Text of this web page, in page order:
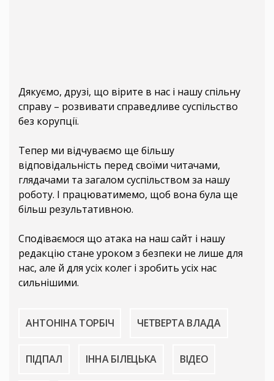
Дякуємо, друзі, що вірите в нас і нашу спільну
справу – розвивати справедливе суспільство
без корупції.
Тепер ми відчуваємо ще більшу
відповідальність перед своїми читачами,
глядачами та загалом суспільством за нашу
роботу. І працюватимемо, щоб вона була ще
більш результативною.
Сподіваємося що атака на наш сайт і нашу
редакцію стане уроком з безпеки не лише для
нас, але й для усіх колег і зробить усіх нас
сильнішими.
АНТОНІНА ТОРБІЧ ЧЕТВЕРТА ВЛАДА
ПІДПАЛ ІННА БІЛЕЦЬКА ВІДЕО